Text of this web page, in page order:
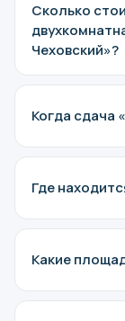
Сколько
Чеховский»?
Когда сдача
Где
Какие